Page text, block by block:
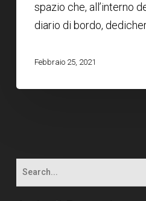
spazio che, all’interno
diario di bordo,
Febbraio 25, 2021